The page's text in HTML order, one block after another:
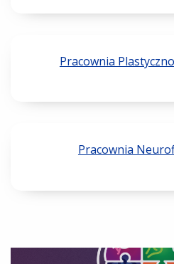
Pracownia
Pracownia